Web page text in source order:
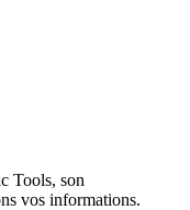
Tools, son
vos informations.